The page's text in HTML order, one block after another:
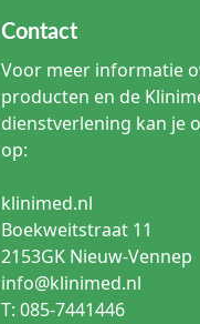
Contact
Voor meer informatie
producten en de
dienstverlening kan je
op:
klinimed.nl
Boekweitstraat 11
2153GK Nieuw-Vennep
info@klinimed.nl
T: 085-7441446